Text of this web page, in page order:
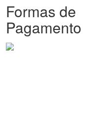
Formas de
Pagamento